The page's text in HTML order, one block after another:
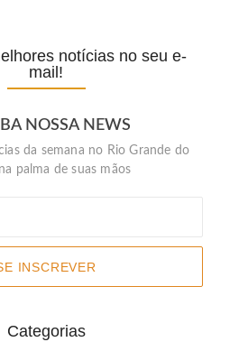
notícias no seu e-
mail!
NOSSA NEWS
da semana no Rio Grande do
palma de suas mãos
INSCREVER
Categorias